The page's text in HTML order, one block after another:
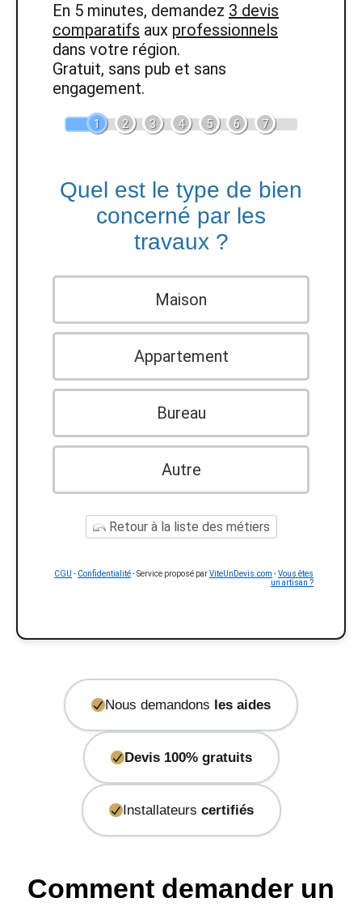
En 5 minutes, demandez 3 devis
comparatifs aux professionnels
dans votre région.
Gratuit, sans pub et sans
engagement.
1 2 3 4 5 6 7
Quel est le type de bien
concerné par les
travaux ?
Maison
Appartement
Bureau
Autre
Retour à la liste des métiers
CGU - Confidentialité- Service proposé parViteUnDevis.com -Vous êtes
un artisan ?
Nous demandons les aides
Devis 100% gratuits
Installateurs certifiés
Comment demander un